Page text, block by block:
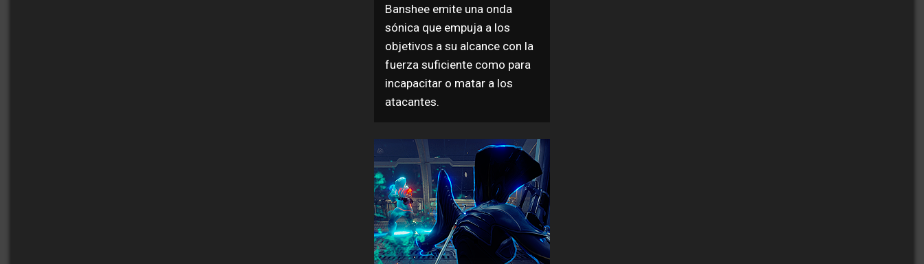
Banshee emite una onda
sónica que empuja a los
objetivos a su alcance con la
fuerza suficiente como para
incapacitar o matar a los
atacantes.